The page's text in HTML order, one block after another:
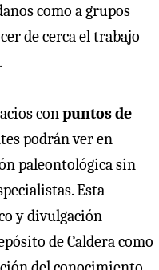
como a grupos
de cerca el trabajo
conpuntos de
podrán ver en
paleontológica sin
Esta
y divulgación
de Caldera como